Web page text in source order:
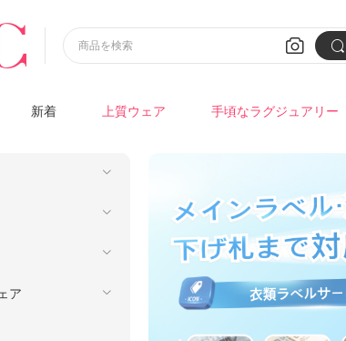
 
商品を検索
新着 上質ウェア 手頃なラグジュアリー
ア